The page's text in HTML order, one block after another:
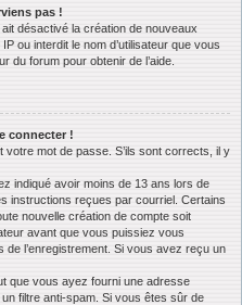
pas !
désactivé la création de nouveaux
ou interdit le nom d’utilisateur que vous
du forum pour obtenir de l’aide.
connecter !
votre mot de passe. S’ils sont corrects, il y
indiqué avoir moins de 13 ans lors de
instructions reçues par courriel. Certains
nouvelle création de compte soit
avant que vous puissiez vous
l’enregistrement. Si vous avez reçu un
que vous ayez fourni une adresse
filtre anti-spam. Si vous êtes sûr de